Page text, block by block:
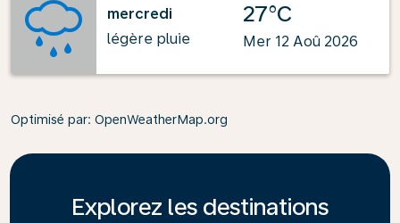
mercredi
légère pluie
27°C
Mer 12 Aoû 2026
Optimisé par: OpenWeatherMap.org
Explorez les destinations